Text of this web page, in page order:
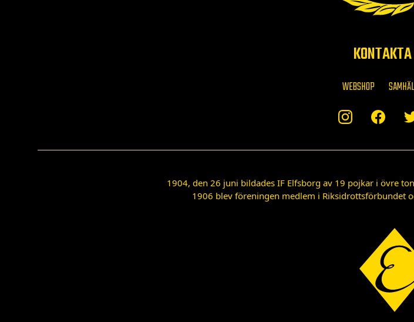
WEBSHOP
1904, den 26 juni bildades IF Elfsborg av 19 pojkar i övre
1906 blev föreningen medlem i Riksidrottsförbundet